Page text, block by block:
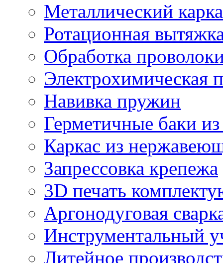
Металлический
Ротационная
Обработка
Электрохимическая
Навивка пружин
Герметичные баки
Каркас из
Запрессовка крепежа
3D печать
Аргонодуговая
Инструментальный
Литейное